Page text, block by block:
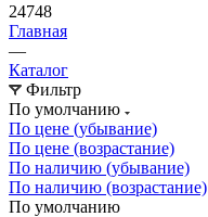
24748
Главная
—
Каталог
Фильтр
По умолчанию
По цене (убывание)
По цене (возрастание)
По наличию (убывание)
По наличию (возрастание)
По умолчанию